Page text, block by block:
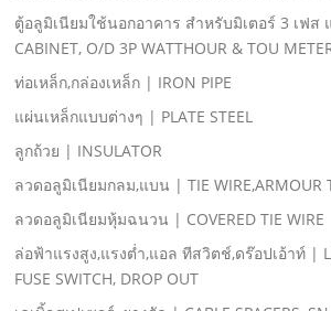
ตู้อลูมิเนียมใช้นอกอาคาร สําหรับมิเตอร์ 3 เฟส
CABINET, O/D 3P WATTHOUR & TOU
ท่อเหล็ก,กล่องเหล็ก | IRON PIPE
แผ่นเหล็กแบบต่างๆ | PLATE STEEL
ลูกถ้วย | INSULATOR
ลวดอลูมิเนียมกลม,แบน | TIE WIRE,ARMOUR
ลวดอลูมิเนียมหุ้มฉนวน | COVERED TIE WIRE
ล่อฟ้าแรงสูง,แรงตํ่า,แอล ทีสวิตช์,ดร๊อปเอ้าท์ |
FUSE SWITCH, DROP OUT